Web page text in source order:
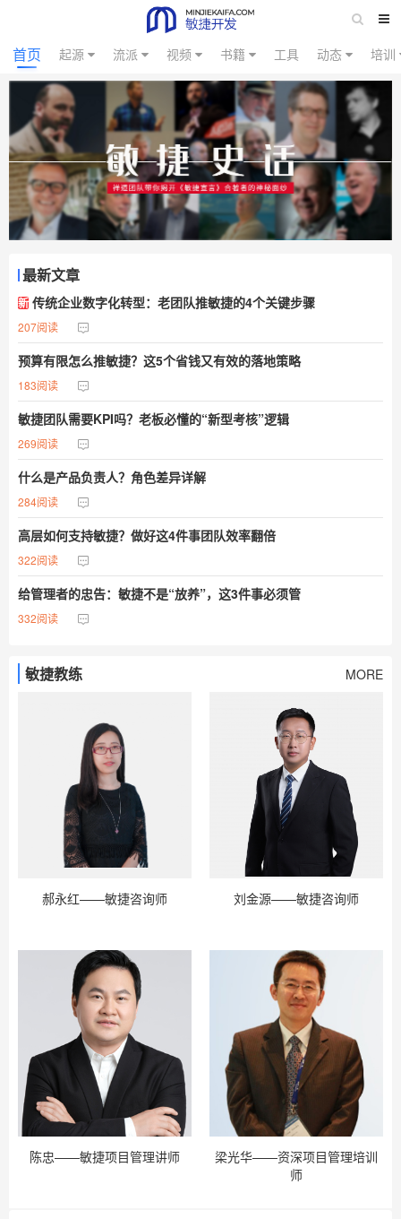
首页 起源 流派 视频 书籍 工具 动态 培训
最新文章
新 传统企业数字化转型：老团队推敏捷的4个关键步骤
207阅读
预算有限怎么推敏捷？这5个省钱又有效的落地策略
183阅读
敏捷团队需要KPI吗？老板必懂的“新型考核”逻辑
269阅读
什么是产品负责人？角色差异详解
284阅读
高层如何支持敏捷？做好这4件事团队效率翻倍
322阅读
给管理者的忠告：敏捷不是“放养”，这3件事必须管
332阅读
敏捷教练 MORE
郝永红——敏捷咨询师 刘金源——敏捷咨询师
陈忠——敏捷项目管理讲师
梁光华——资深项目管理培训
师